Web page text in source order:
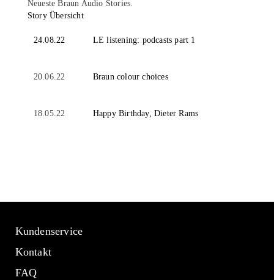
Neueste Braun Audio Stories.
Story Übersicht
24.08.22 LE listening: podcasts part 1
20.06.22 Braun colour choices
18.05.22 Happy Birthday, Dieter Rams
Kundenservice
Kontakt
FAQ